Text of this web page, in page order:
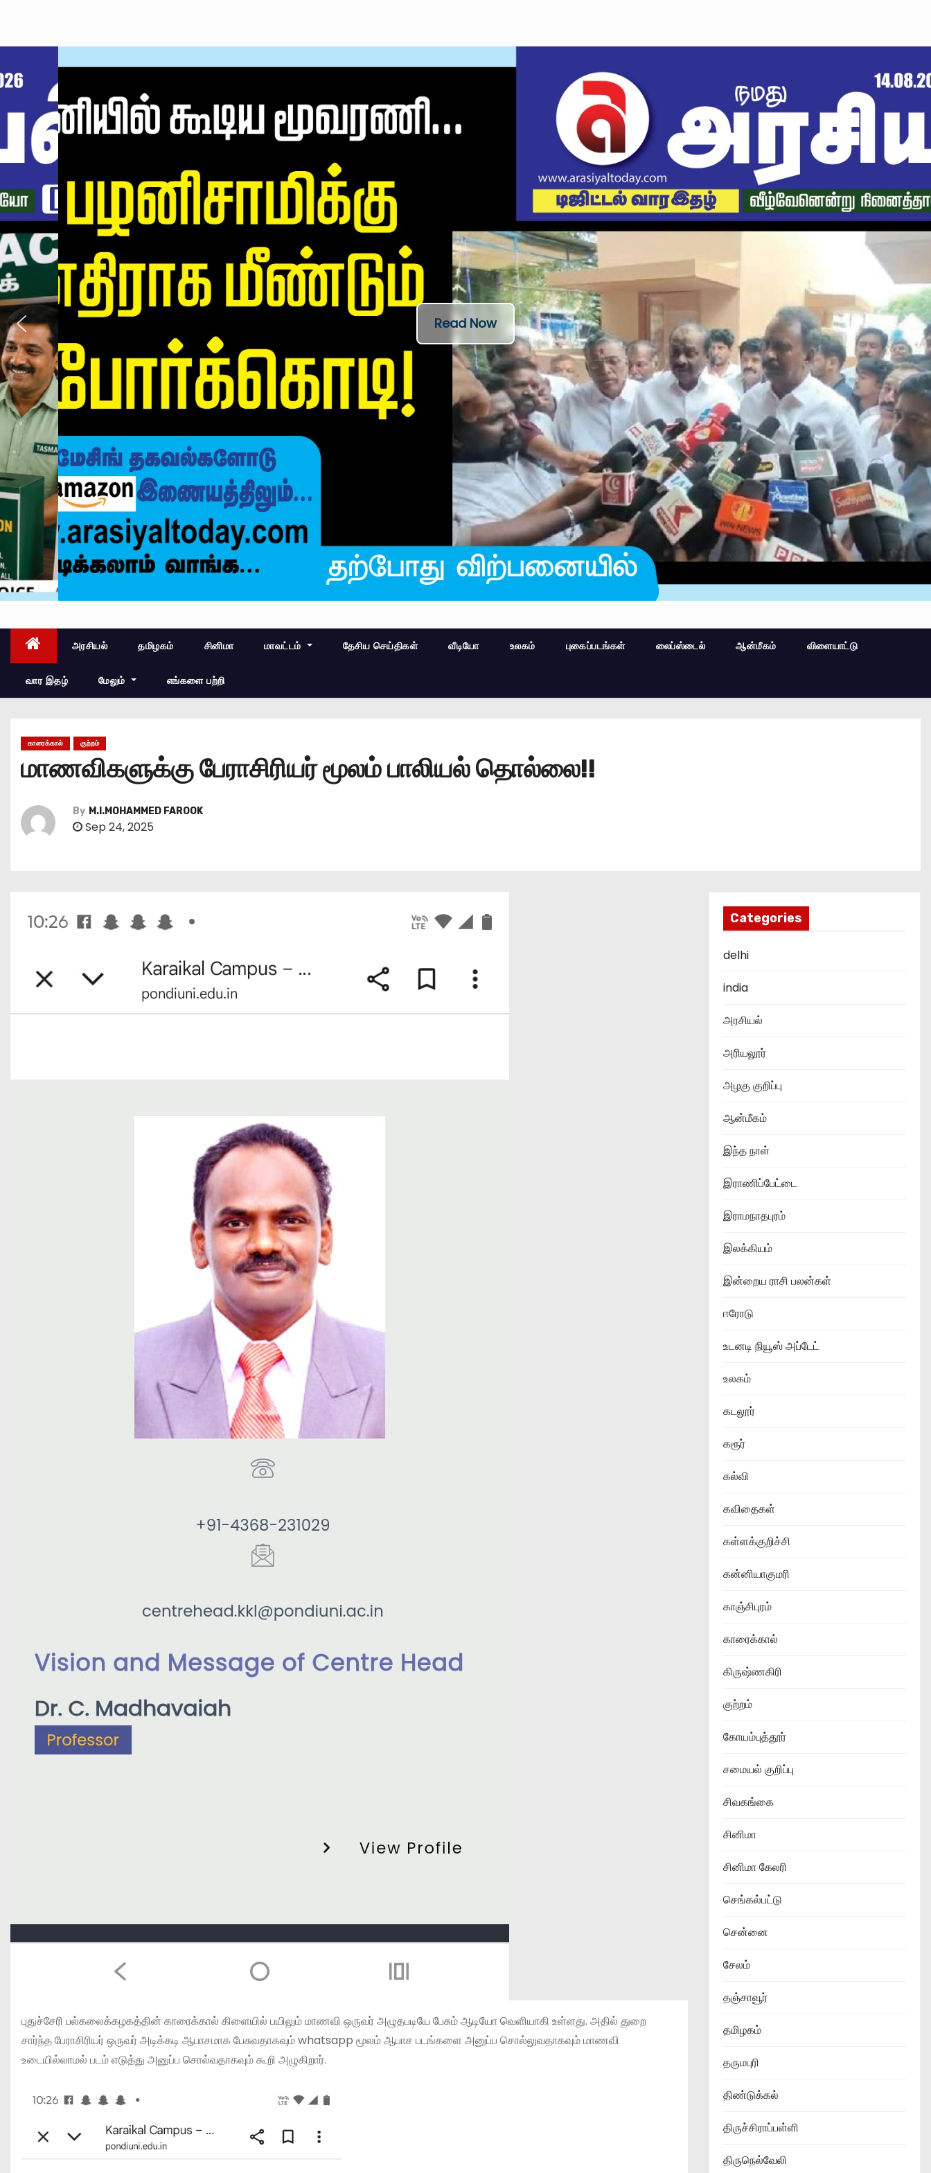
Read Now
அரசியல் தமிழகம் சினிமா மாவட்டம் தேசிய செய்திகள் வீடியோ உலகம் புகைப்படங்கள் லைப்ஸ்டைல் ஆன்மீகம் விளையாட்டு
வார இதழ் மேலும் எங்களை பற்றி
காரைக்கால் குற்றம்
மாணவிகளுக்கு பேராசிரியர் மூலம் பாலியல் தொல்லை!!
By M.I.MOHAMMED FAROOK
Sep 24, 2025
புதுச்சேரி பல்கலைக்கழகத்தின் காரைக்கால் கிளையில் பயிலும் மாணவி ஒருவர் அழுதபடியே பேசும் ஆடியோ வெளியாகி உள்ளது. அதில் துறை
சார்ந்த பேராசிரியர் ஒருவர் அடிக்கடி ஆபாசமாக பேசுவதாகவும் whatsapp மூலம் ஆபாச படங்களை அனுப்ப சொல்லுவதாகவும் மாணவி
உடையில்லாமல் படம் எடுத்து அனுப்ப சொல்வதாகவும் கூறி அழுகிறார்.
Categories
delhi
india
அரசியல்
அரியலூர்
அழகு குறிப்பு
ஆன்மீகம்
இந்த நாள்
இராணிப்பேட்டை
இராமநாதபுரம்
இலக்கியம்
இன்றைய ராசி பலன்கள்
ஈரோடு
உடனடி நியூஸ் அப்டேட்
உலகம்
கடலூர்
கரூர்
கல்வி
கவிதைகள்
கள்ளக்குறிச்சி
கன்னியாகுமரி
காஞ்சிபுரம்
காரைக்கால்
கிருஷ்ணகிரி
குற்றம்
கோயம்புத்தூர்
சமையல் குறிப்பு
சிவகங்கை
சினிமா
சினிமா கேலரி
செங்கல்பட்டு
சென்னை
சேலம்
தஞ்சாவூர்
தமிழகம்
தருமபுரி
திண்டுக்கல்
திருச்சிராப்பள்ளி
திருநெல்வேலி